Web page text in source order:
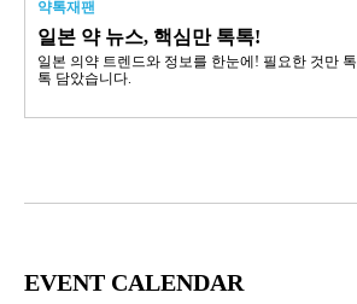
약톡재팬
일본 약 뉴스, 핵심만 톡톡!
일본 의약 트렌드와 정보를 한눈에! 필요한 것만 톡
톡 담았습니다.
EVENT CALENDAR